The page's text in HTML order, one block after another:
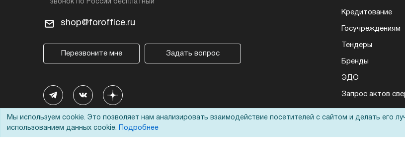
shop@foroffice.ru
Перезвоните мне Задать вопрос
Кредитование
Госучреждениям
Тендеры
Бренды
ЭДО
Запрос актов
Мы используем cookie. Это позволяет нам анализировать взаимодействие посетителей с сайтом и делать его
использованием данных cookie.
Подробнее